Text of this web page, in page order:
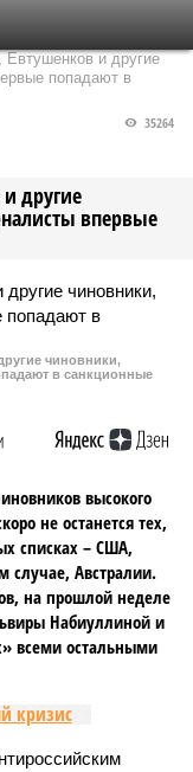
и другие
попадают в
другие
впервые
35264
чиновники,
в санкционные
высокого
не останется тех,
списках – США,
случае, Австралии.
на прошлой неделе
Набиуллиной и
всеми остальными
кризис